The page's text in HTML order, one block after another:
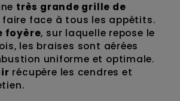
très grande grille de
faire face à tous les appétits.
foyère, sur laquelle repose le
les braises sont aérées
uniforme et optimale.
récupère les cendres et